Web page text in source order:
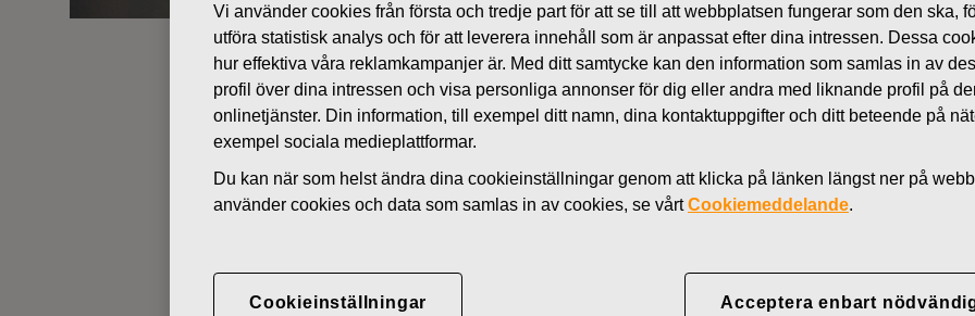
Nyheter
ÄGARFÖRÄNDRINGAR I EGNA AKTIER
MAJ 18, 2022
FISKARS OYJ ABP:S ÅTERKÖP AV
Vi använder cookies från första och tredje part för att se till att webbplatsen fungerar som den ska,
utföra statistisk analys och för att leverera innehåll som är anpassat efter dina intressen. Dessa
hur effektiva våra reklamkampanjer är. Med ditt samtycke kan den information som samlas in av
profil över dina intressen och visa personliga annonser för dig eller andra med liknande profil på
onlinetjänster. Din information, till exempel ditt namn, dina kontaktuppgifter och ditt beteende på
exempel sociala medieplattformar.
Du kan när som helst ändra dina cookieinställningar genom att klicka på länken längst ner på
använder cookies och data som samlas in av cookies, se vårtCookiemeddelande.
Cookieinställningar Acceptera enbart